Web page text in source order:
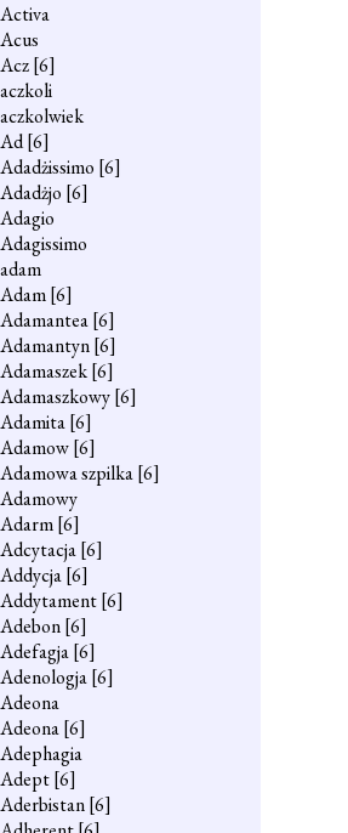
Activa
Acus
Acz[6]
aczkoli
aczkolwiek
Ad[6]
Adadżissimo [6]
Adadżjo [6]
Adagio
Adagissimo
adam
Adam[6]
Adamantea[6]
Adamantyn[6]
Adamaszek[6]
Adamaszkowy[6]
Adamita[6]
Adamow[6]
Adamowa szpilka[6]
Adamowy
Adarm[6]
Adcytacja[6]
Addycja[6]
Addytament[6]
Adebon[6]
Adefagja[6]
Adenologja[6]
Adeona
Adeona[6]
Adephagia
Adept[6]
Aderbistan[6]